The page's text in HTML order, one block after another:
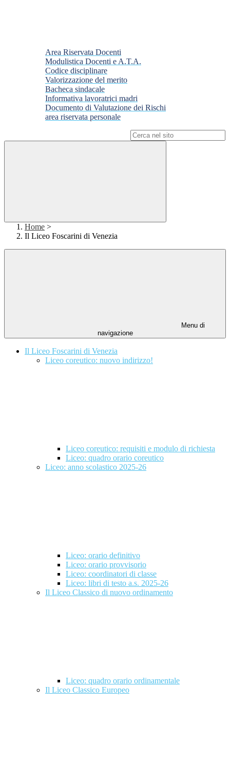
Area Riservata Docenti
Modulistica Docenti e A.T.A.
Codice disciplinare
Valorizzazione del merito
Bacheca sindacale
Informativa lavoratrici madri
Documento di Valutazione dei Rischi
area riservata personale
Home >
Il Liceo Foscarini di Venezia
Menu di
navigazione
Il Liceo Foscarini di Venezia
Liceo coreutico: nuovo indirizzo!
Liceo coreutico: requisiti e modulo di richiesta
Liceo: quadro orario coreutico
Liceo: anno scolastico 2025-26
Liceo: orario definitivo
Liceo: orario provvisorio
Liceo: coordinatori di classe
Liceo: libri di testo a.s. 2025-26
Il Liceo Classico di nuovo ordinamento
Liceo: quadro orario ordinamentale
Il Liceo Classico Europeo